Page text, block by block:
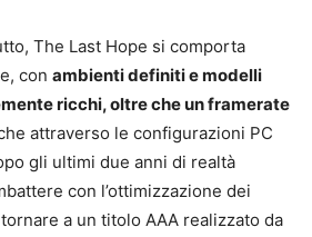
The Last Hope si comporta
con ambienti definiti e modelli
ricchi, oltre che un framerate
attraverso le configurazioni PC
gli ultimi due anni di realtà
con l’ottimizzazione dei
a un titolo AAA realizzato da